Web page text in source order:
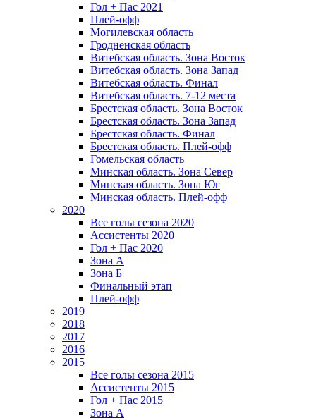
Гол + Пас 2021
Плей-офф
Могилевская область
Гродненская область
Витебская область. Зона Восток
Витебская область. Зона Запад
Витебская область. Финал
Витебская область. 7-12 места
Брестская область. Зона Восток
Брестская область. Зона Запад
Брестская область. Финал
Брестская область. Плей-офф
Гомельская область
Минская область. Зона Север
Минская область. Зона Юг
Минская область. Плей-офф
2020
Все голы сезона 2020
Ассистенты 2020
Гол + Пас 2020
Зона А
Зона Б
Финальный этап
Плей-офф
2019
2018
2017
2016
2015
Все голы сезона 2015
Ассистенты 2015
Гол + Пас 2015
Зона А